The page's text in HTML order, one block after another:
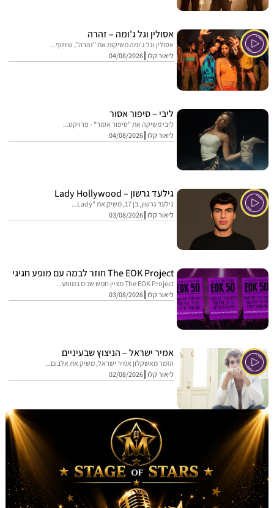
אסולין וגל ג'ומה – זהרה
אסולין וגל ג'ומה משיקות את "זהרה", שיתוף...
ליאור קלו 04/08/2026
ליבי – סיפור אסור
ליבי משיקה את "סיפור אסור" - פרויקט...
ליאור קלו 04/08/2026
גילעד גרשון – Lady Hollywood
גילעד גרשון, בן 17, משיק את "Lady...
ליאור קלו 03/08/2026
The EOK Project חוזר לבמה עם מופע חגיגי
The EOK Project מציין חמש שנים במופע...
ליאור קלו 03/08/2026
אמיר ישראל – הניצוץ שבעיניים
הזמר מאשקלון אמיר ישראל, משיק את אלבום...
ליאור קלו 02/08/2026